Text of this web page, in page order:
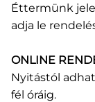
Éttermünk
adja le
ONLINE
Nyitástól
fél óráig.